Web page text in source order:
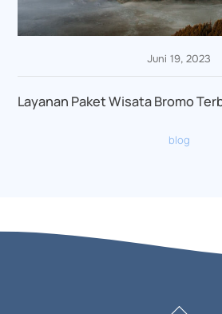
Juni 19, 2023
Layanan Paket Wisata Bromo
blog
Back